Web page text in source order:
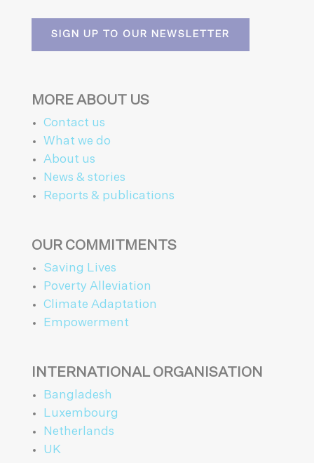
SIGN UP TO OUR NEWSLETTER
MORE ABOUT US
Contact us
What we do
About us
News & stories
Reports & publications
OUR COMMITMENTS
Saving Lives
Poverty Alleviation
Climate Adaptation
Empowerment
INTERNATIONAL ORGANISATION
Bangladesh
Luxembourg
Netherlands
UK